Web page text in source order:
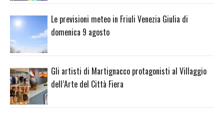
Le previsioni meteo in Friuli Venezia Giulia di
domenica 9 agosto
Gli artisti di Martignacco protagonisti al Villaggio
dell’Arte del Città Fiera